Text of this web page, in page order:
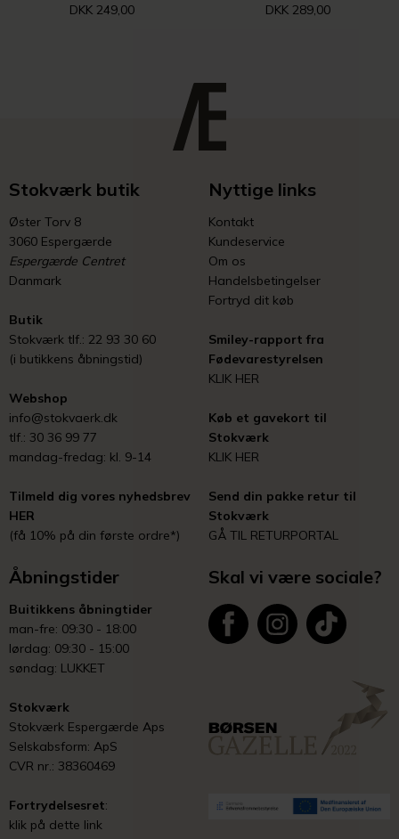
DKK 249,00
DKK 289,00
Stokværk butik
Øster Torv 8
3060 Espergærde
Espergærde Centret
Danmark
Butik
Stokværk tlf.: 22 93 30 60
(i butikkens åbningstid)
Webshop
info@stokvaerk.dk
tlf.: 30 36 99 77
mandag-fredag: kl. 9-14
Tilmeld dig vores nyhedsbrev
HER
(få 10% på din første ordre*)
Nyttige links
Kontakt
Kundeservice
Om os
Handelsbetingelser
Fortryd dit køb
Smiley-rapport fra
Fødevarestyrelsen
KLIK HER
Køb et gavekort til
Stokværk
KLIK HER
Send din pakke retur til
Stokværk
GÅ TIL RETURPORTAL
Åbningstider
Buitikkens åbningtider
man-fre: 09:30 - 18:00
lørdag: 09:30 - 15:00
søndag: LUKKET
Stokværk
Stokværk Espergærde Aps
Selskabsform: ApS
CVR nr.: 38360469
Fortrydelsesret:
klik på dette link
Skal vi være sociale?